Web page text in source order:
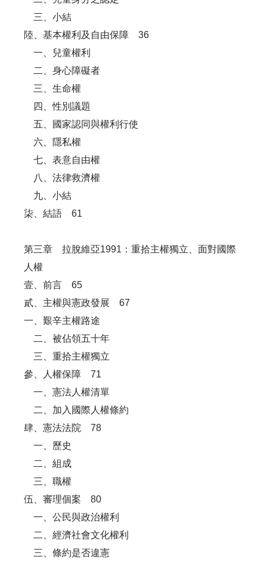
三、小結
陸、基本權利及自由保障 36
一、兒童權利
二、身心障礙者
三、生命權
四、性別議題
五、國家認同與權利行使
六、隱私權
七、表意自由權
八、法律救濟權
九、小結
柒、結語 61
第三章 拉脫維亞1991：重拾主權獨立、面對國際
人權
壹、前言 65
貳、主權與憲政發展 67
一、艱辛主權路途
二、被佔領五十年
三、重拾主權獨立
參、人權保障 71
一、憲法人權清單
二、加入國際人權條約
肆、憲法法院 78
一、歷史
二、組成
三、職權
伍、審理個案 80
一、公民與政治權利
二、經濟社會文化權利
三、條約是否違憲